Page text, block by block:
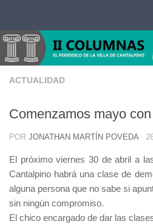
ACTUALIDAD
Comenzamos mayo
POR JONATHAN MARTÍN POVEDA ·
El próximo viernes 30 de abril a
Cantalpino habrá una clase de
alguna persona que no sabe si
sin ningún compromiso.
El chico encargado de dar las